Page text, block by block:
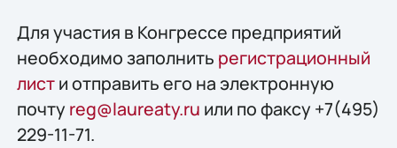
Для участия в Конгрессе предприятий
необходимо заполнить регистрационный
листи отправить его на электронную
почту reg@laureaty.ru или по факсу +7(495)
229-11-71.